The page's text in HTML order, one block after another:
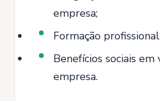
empresa;
Formação
Benefícios sociais em
empresa.